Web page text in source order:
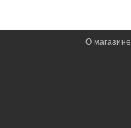
О магазине